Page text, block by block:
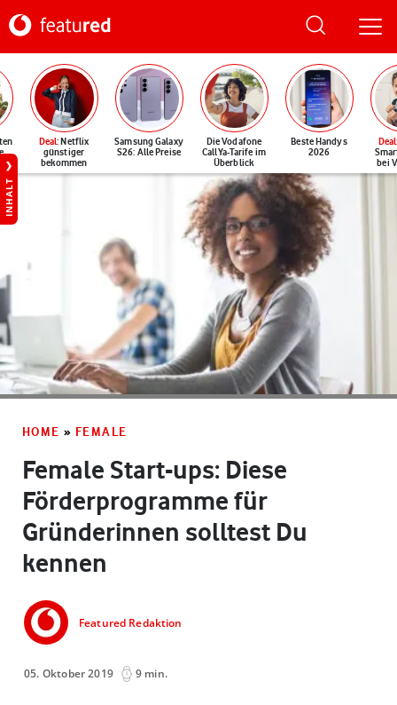
Deal: Netflix
günstiger
bekommen
Samsung Galaxy
S26: Alle Preise
Die Vodafone
CallYa-Tarife im
Überblick
Beste Handys
2026
Deal
bei
INHALT
HOME » FEMALE
Female Start-ups: Diese
Förderprogramme für
Gründerinnen solltest Du
kennen
Featured Redaktion
05. Oktober 2019 9 min.